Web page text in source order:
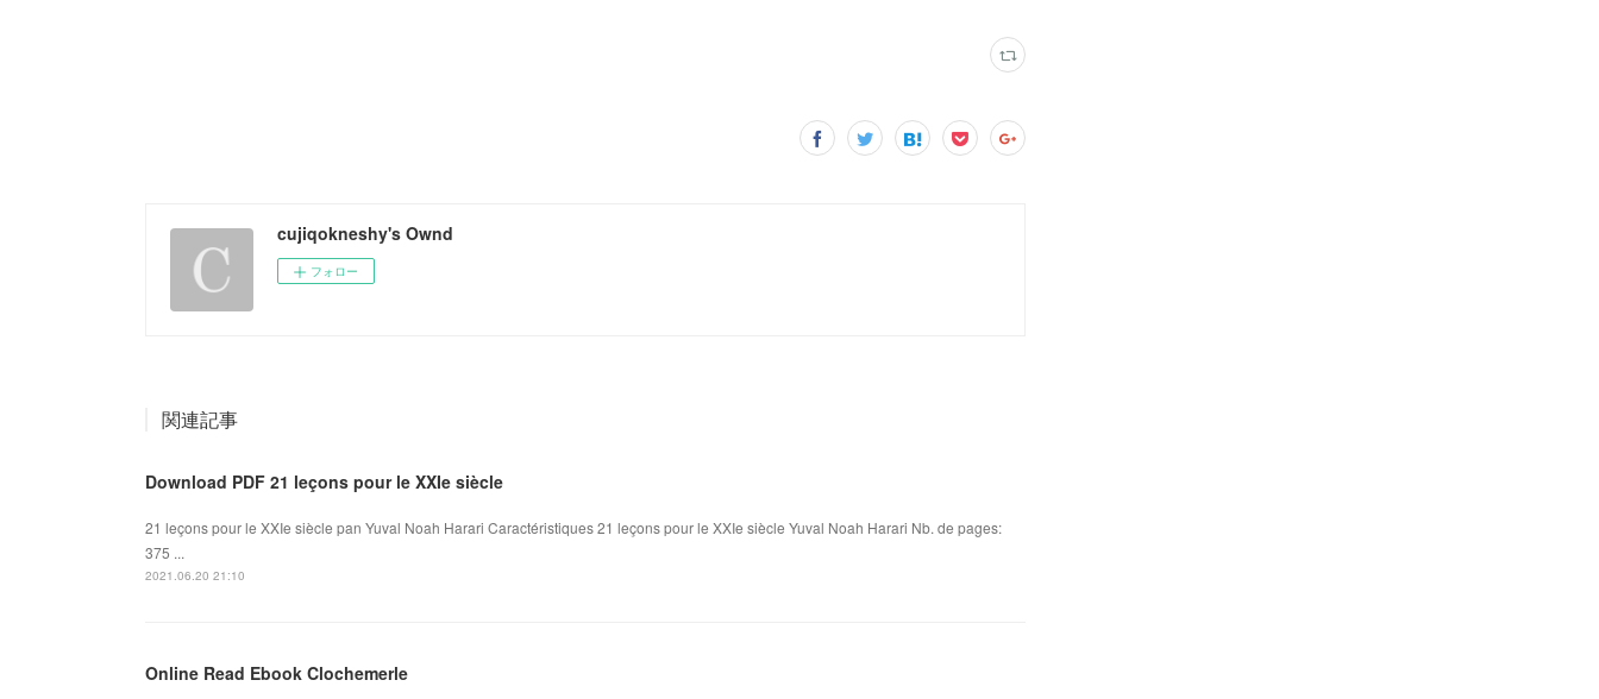
cujiqokneshy's Ownd
フォロー
関連記事
Download PDF 21 leçons pour le XXIe siècle
21 leçons pour le XXIe siècle pan Yuval Noah Harari Caractéristiques 21 leçons pour le XXIe siècle Yuval Noah Harari Nb. de pages:
375 ...
2021.06.20 21:10
Online Read Ebook Clochemerle